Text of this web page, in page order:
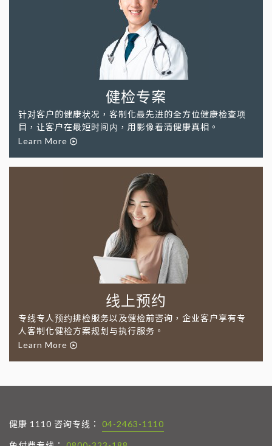
健检专案
针对客户的健康状况，客制化最先进的全方位健康检查项
目，让客户在最短时间内，用影像看清健康真相。
Learn More
线上预约
专线专人预约排检服务以及健检前咨询，企业客户享有专
人客制化健检方案规划与执行服务。
Learn More
健康 1110 咨询专线： 04-2463-1110